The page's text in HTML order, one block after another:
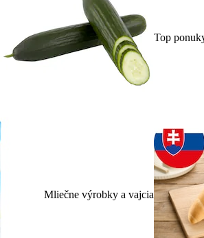
Top
Mliečne výrobky a vajcia